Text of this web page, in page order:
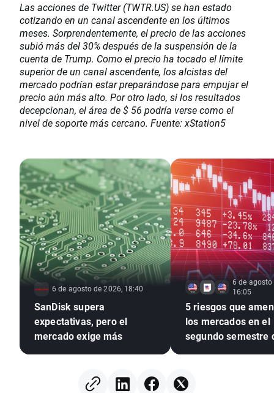
Las acciones de Twitter (TWTR.US) se han estado
cotizando en un canal ascendente en los últimos
meses. Sorprendentemente, el precio de las acciones
subió más del 30% después de la suspensión de la
cuenta de Trump. Como el precio ha tocado el límite
superior de un canal ascendente, los alcistas del
mercado podrían estar preparándose para empujar el
precio aún más alto. Por otro lado, si los resultados
decepcionan, el área de $ 56 podría verse como el
nivel de soporte más cercano. Fuente: xStation5
6 de agosto de 2026, 18:40
SanDisk supera
expectativas, pero el
mercado exige más
6 de agosto
16:05
5 riesgos que
los mercados en el
segundo semestre